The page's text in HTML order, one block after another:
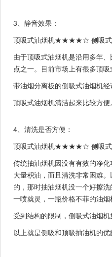
3、静音效果：
顶吸式油烟机★★★★☆ 侧吸
由于顶吸式油烟机是沿用多年
点之一。目前市场上有很多顶
带油烟分离板的侧吸式油烟机经
顶吸式油烟机清洁起来比较方便。
4、清洗是否方便：
顶吸式油烟机★★★★☆ 侧吸
传统抽油烟机因没有有效的净
大量积油，而且清洗非常困难
的，那时抽油烟机没一个好擦
一喷就灵，一瓶价格不菲的油
受到结构的限制，侧吸式油烟
以上就是侧吸和顶吸抽油机的